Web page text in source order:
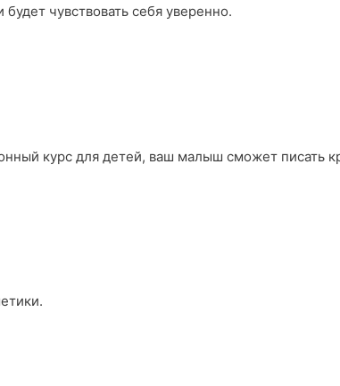
чувствовать себя уверенно.
курс для детей, ваш малыш сможет писать